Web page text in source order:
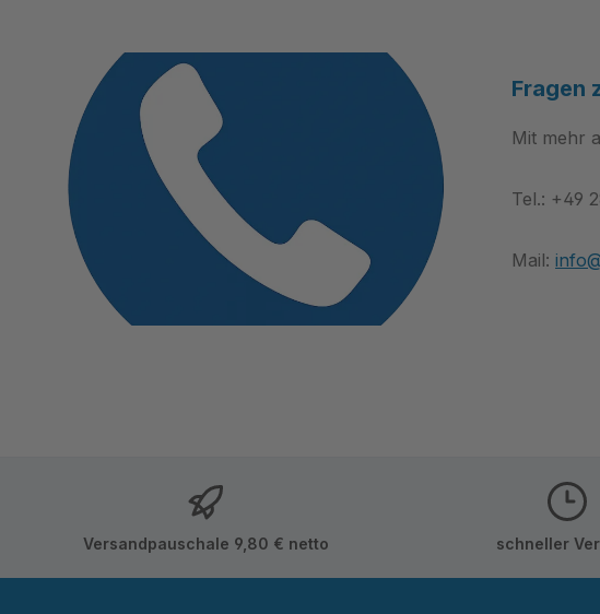
Fragen
Mit mehr
Tel.: +49
Mail:
Versandpauschale 9,80 € netto schneller